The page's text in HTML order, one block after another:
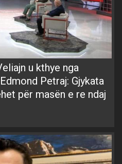
u kthye nga
Petraj: Gjykata
për masën e re ndaj